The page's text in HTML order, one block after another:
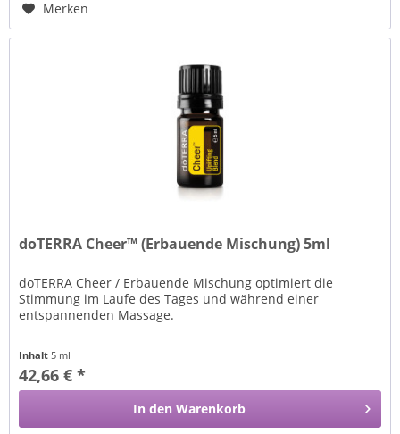
Merken
doTERRA Cheer™ (Erbauende Mischung) 5ml
doTERRA Cheer / Erbauende Mischung optimiert die
Stimmung im Laufe des Tages und während einer
entspannenden Massage.
Inhalt 5 ml
42,66 € *
In den Warenkorb